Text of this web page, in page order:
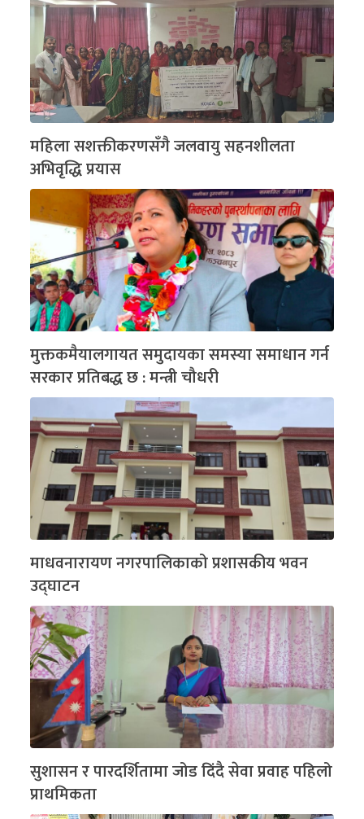
महिला सशक्तीकरणसँगै जलवायु सहनशीलता
अभिवृद्धि प्रयास
मुक्तकमैयालगायत समुदायका समस्या समाधान गर्न
सरकार प्रतिबद्ध छ : मन्त्री चौधरी
माधवनारायण नगरपालिकाको प्रशासकीय भवन
उद्घाटन
सुशासन र पारदर्शितामा जोड दिंदै सेवा प्रवाह पहिलो
प्राथमिकता